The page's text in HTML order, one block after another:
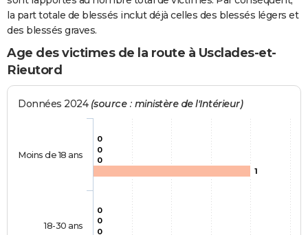
la part totale de blessés inclut déjà celles des blessés légers et
des blessés graves.
Age des victimes de la route à Usclades-et-
Rieutord
Données 2024 (source : ministère de l'Intérieur)
0
0
0
0
0
0
1
Moins de 18 ans
18-30 ans